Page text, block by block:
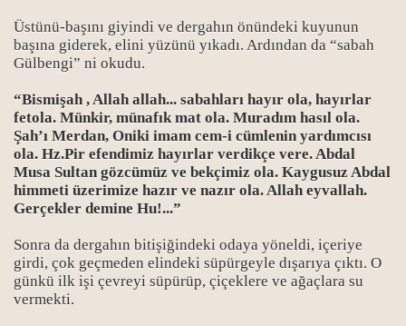
Üstünü-başını giyindi ve dergahın önündeki kuyunun
başına giderek, elini yüzünü yıkadı. Ardından da “sabah
Gülbengi” ni okudu.
“Bismişah , Allah allah... sabahları hayır ola, hayırlar
fetola. Münkir, münafık mat ola. Muradım hasıl ola.
Şah’ı Merdan, Oniki imam cem-i cümlenin yardımcısı
ola. Hz.Pir efendimiz hayırlar verdikçe vere. Abdal
Musa Sultan gözcümüz ve bekçimiz ola. Kaygusuz Abdal
himmeti üzerimize hazır ve nazır ola. Allah eyvallah.
Gerçekler demine Hu!...”
Sonra da dergahın bitişiğindeki odaya yöneldi, içeriye
girdi, çok geçmeden elindeki süpürgeyle dışarıya çıktı. O
günkü ilk işi çevreyi süpürüp, çiçeklere ve ağaçlara su
vermekti.